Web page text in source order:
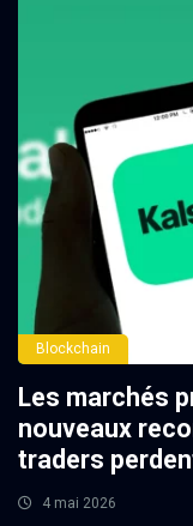
Blockchain
Les marchés
nouveaux
traders
4 mai 2026